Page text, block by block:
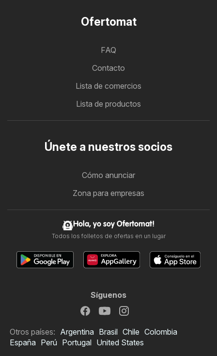
Ofertomat
FAQ
Contacto
Lista de comercios
Lista de productos
Únete a nuestros socios
Cómo anunciar
Zona para empresas
Hola, yo soy Ofertomat!
Todos los folletos de ofertas en un lugar
Síguenos
Otros países: Argentina Brasil Chile Colombia
España Perú Portugal United States